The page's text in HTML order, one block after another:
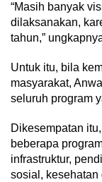
“Masih banyak
dilaksanakan,
tahun,”
Untuk itu, bila
masyarakat,
seluruh program
Dikesempatan
beberapa
infrastruktur,
sosial, kesehatan